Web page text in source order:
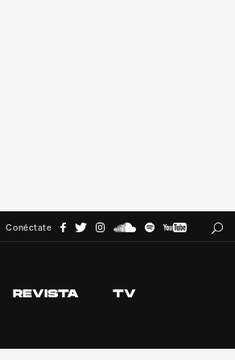
Conéctate
REVISTA TV